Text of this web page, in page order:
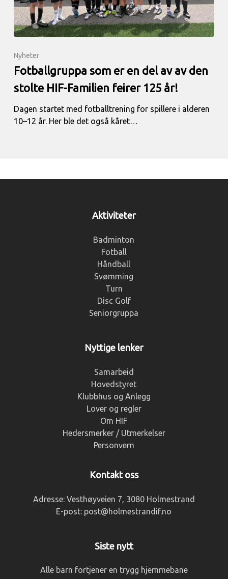
Nyheter
Fotballgruppa som er en del av av den
stolte HIF-Familien feirer 125 år!
Dagen startet med fotballtrening for spillere i alderen
10–12 år. Her ble det også kåret…
Aktiviteter
Badminton
Fotball
Håndball
Svømming
Turn
Disc Golf
Seniorgruppa
Nyttige lenker
Samarbeid
Hovedstyret
Klubbhus og Anlegg
Lover og regler
Om HIF
Hedersmerker / Utmerkelser
Personvern
Kontakt oss
Adresse: Vesthøyveien 7, 3080 Holmestrand
E-post: post@holmestrandif.no
Siste nytt
Alle barn fortjener en trygg hjemmebane